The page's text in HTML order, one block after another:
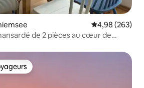
Note
4,98 (263)
de 2 pièces au cœur de
parmi les plus aimés